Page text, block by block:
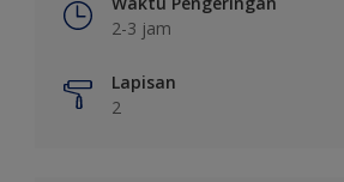
2-3 jam
Lapisan
2